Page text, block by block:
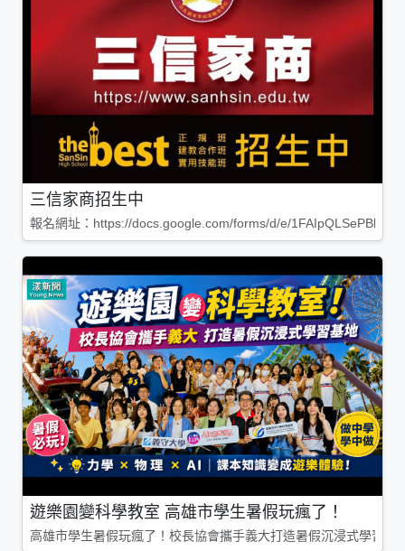
三信家商招生中
報名網址：https://docs.google.com/forms/d/e/
遊樂園變科學教室 高雄市學生暑假玩瘋了！
高雄市學生暑假玩瘋了！校長協會攜手義大打造暑假沉浸式學習基